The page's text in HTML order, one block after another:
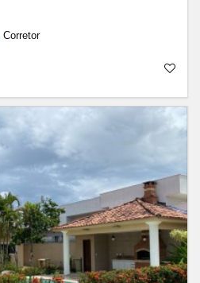
Corretor